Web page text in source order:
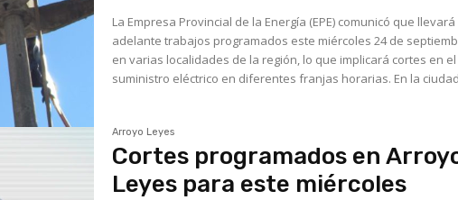
La Empresa Provincial de la Energía (EPE) comunicó que llevará
adelante trabajos programados este miércoles 24 de
en varias localidades de la región, lo que implicará cortes en el
suministro eléctrico en diferentes franjas horarias. En la
Arroyo Leyes
Cortes programados en
Leyes para este miércoles